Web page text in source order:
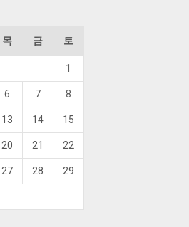
목 금 토
1
6 7 8
13 14 15
20 21 22
27 28 29